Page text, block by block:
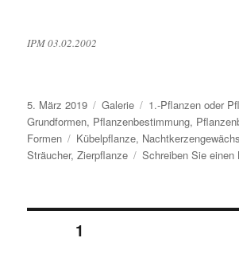
IPM 03.02.2002
Veröffentlicht
am
5. März 2019 Format
Galerie Kategorien
1.-Pflanzen oder
Grundformen, Pflanzenbestimmung,
Formen
Schlagwörter
Kübelpflanze,
Sträucher,Zierpflanze Schreiben Sie einen
Seitennummerierung
1